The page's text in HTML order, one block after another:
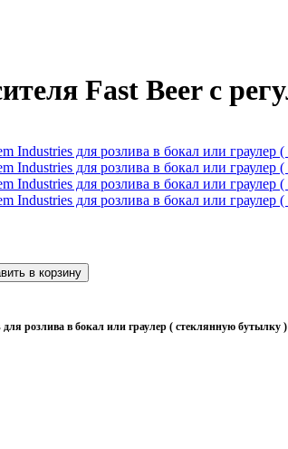
Fast Beer с
розлива в бокал или граулер ( стеклянную бутылку )